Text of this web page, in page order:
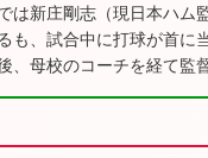
は新庄剛志（現日本ハム
も、試合中に打球が首に
、母校のコーチを経て監